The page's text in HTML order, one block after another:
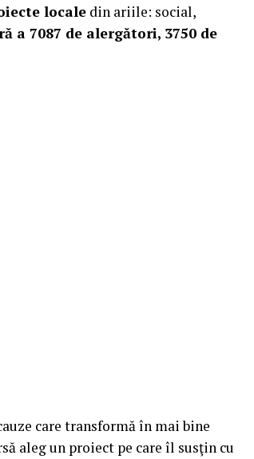
locale din ariile: social,
a 7087 de alergători, 3750 de
care transformă în mai bine
aleg un proiect pe care îl susţin cu